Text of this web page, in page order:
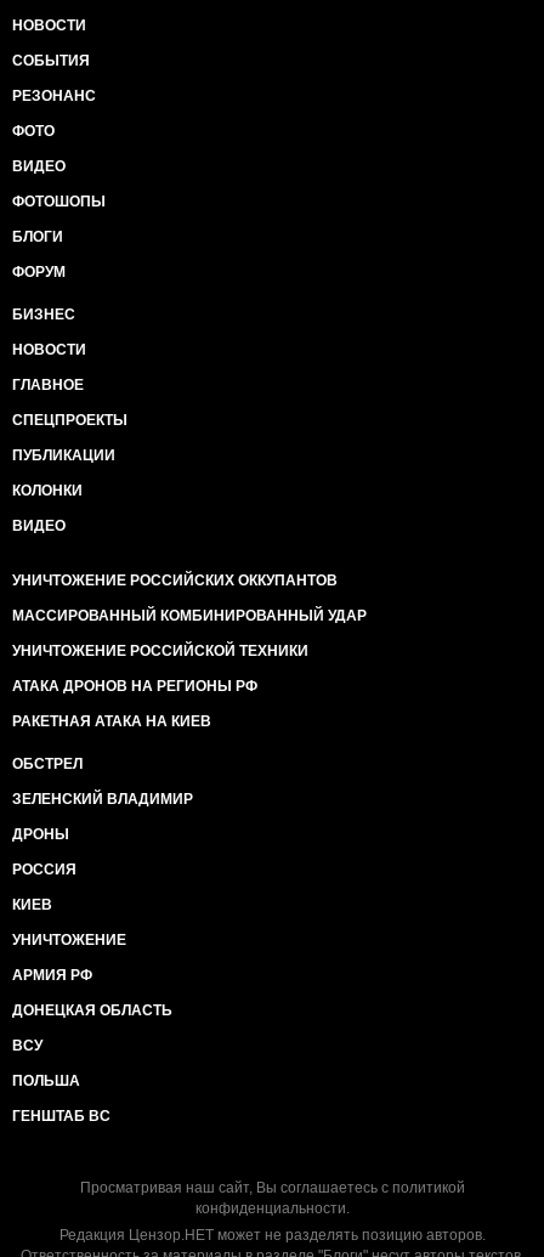
НОВОСТИ
СОБЫТИЯ
РЕЗОНАНС
ФОТО
ВИДЕО
ФОТОШОПЫ
БЛОГИ
ФОРУМ
БИЗНЕС
НОВОСТИ
ГЛАВНОЕ
СПЕЦПРОЕКТЫ
ПУБЛИКАЦИИ
КОЛОНКИ
ВИДЕО
УНИЧТОЖЕНИЕ РОССИЙСКИХ ОККУПАНТОВ
МАССИРОВАННЫЙ КОМБИНИРОВАННЫЙ УДАР
УНИЧТОЖЕНИЕ РОССИЙСКОЙ ТЕХНИКИ
АТАКА ДРОНОВ НА РЕГИОНЫ РФ
РАКЕТНАЯ АТАКА НА КИЕВ
ОБСТРЕЛ
ЗЕЛЕНСКИЙ ВЛАДИМИР
ДРОНЫ
РОССИЯ
КИЕВ
УНИЧТОЖЕНИЕ
АРМИЯ РФ
ДОНЕЦКАЯ ОБЛАСТЬ
ВСУ
ПОЛЬША
ГЕНШТАБ ВС
Просматривая наш сайт, Вы соглашаетесь с политикой
конфиденциальности.
Редакция Цензор.НЕТ может не разделять позицию авторов.